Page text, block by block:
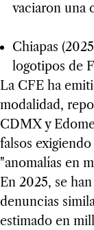
vaciaron una
Chiapas
logotipos de
La CFE ha
modalidad,
CDMX y
falsos
"anomalías en
En 2025, se
denuncias
estimado en